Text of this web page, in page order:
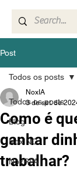
Post
Todos os posts
Blog
NoxINC
NoxRPA
Todos os posts
Como é
ganhar
trabalhar?
NoxIA
3 de set. de